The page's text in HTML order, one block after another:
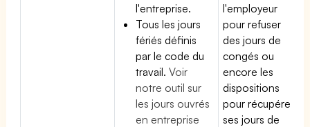
l'entreprise.
Tous les jours
fériés définis
par le code du
travail.Voir
notre outil sur
les jours ouvrés
en entreprise
l'employeur
pour refuser
des jours de
congés ou
encore les
dispositions
pour récupérer
ses jours de